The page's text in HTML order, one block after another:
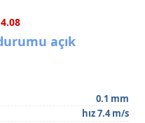
açık
0.1 mm
hız 7.4 m/s